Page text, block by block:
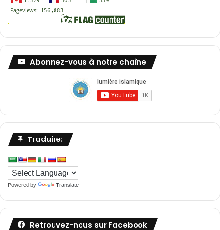
Abonnez-vous à notre chaîne
Traduire:
Powered by Translate
Retrouvez-nous sur Facebook